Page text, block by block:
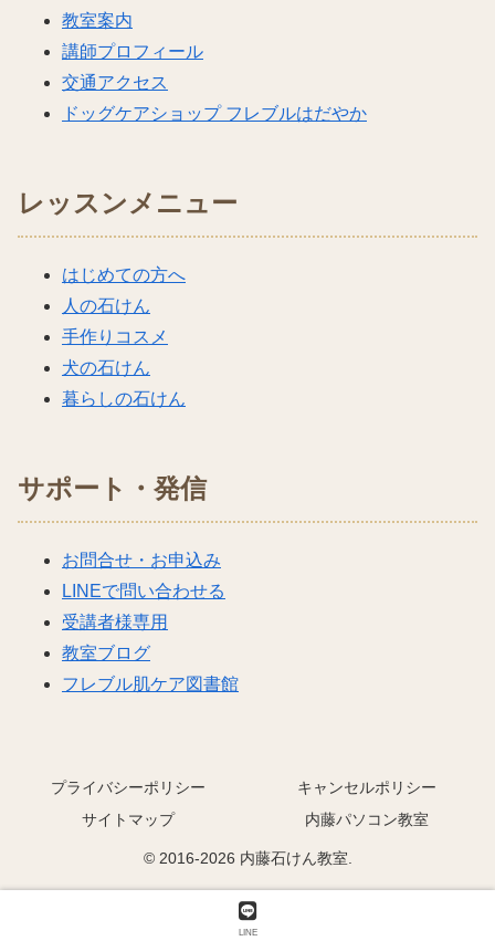
教室案内
講師プロフィール
交通アクセス
ドッグケアショップ フレブルはだやか
レッスンメニュー
はじめての方へ
人の石けん
手作りコスメ
犬の石けん
暮らしの石けん
サポート・発信
お問合せ・お申込み
LINEで問い合わせる
受講者様専用
教室ブログ
フレブル肌ケア図書館
プライバシーポリシー
キャンセルポリシー
サイトマップ
内藤パソコン教室
© 2016-2026 内藤石けん教室.
LINE